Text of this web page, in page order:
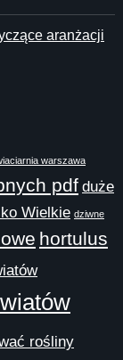
aranżacji
warszawa
pdf duże
Wielkie dziwne
hortulus
rośliny